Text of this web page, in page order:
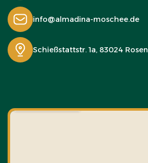
info@almadina-moschee.de
Schießstattstr. 1a, 83024